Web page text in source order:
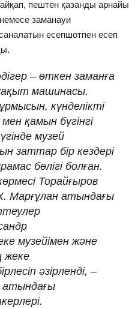
пештен қазанды арнайы
заманауи
есепшотпен есеп
– өткен заманға
машинасы.
күнделікті
қамын бүгінгі
музей
заттар бір кездері
бөлігі болған.
Торайғыров
Марғұлан атындағы
музейімен және
жеке
әзірленді, –
атындағы